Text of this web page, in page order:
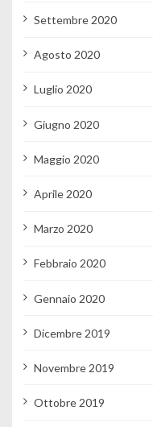
Settembre 2020
Agosto 2020
Luglio 2020
Giugno 2020
Maggio 2020
Aprile 2020
Marzo 2020
Febbraio 2020
Gennaio 2020
Dicembre 2019
Novembre 2019
Ottobre 2019